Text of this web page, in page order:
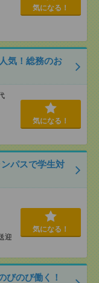
気になる！
気！総務のお
気になる！
パスで学生対
迎
気になる！
のび働く！